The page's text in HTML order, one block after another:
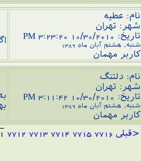
نام: عطیه
شهر: تهران
تاریخ: 10/30/2010 3:23:20 PM
شنبه، هشتم آبان ماه 1389
کاربر مهمان
نام: دلتنگ
شهر: تهران
تاریخ: 10/30/2010 3:11:42 PM
شنبه، هشتم آبان ماه 1389
کاربر مهمان
به
<قبلی 7716
7715
7714
7713
7712